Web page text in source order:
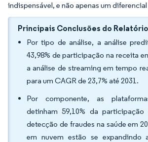
indispensável, e não apenas um
Principais Conclusões do Relatório
Por tipo de análise, a análise
43,98% de participação na receita
a análise de streaming em tempo
para um CAGR de 23,7% até 2031.
Por componente, as
detinham 59,10% da
detecção de fraudes na saúde em
em nuvem estão se expandindo